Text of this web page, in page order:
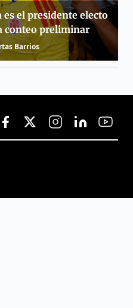
el presidente electo
conteo preliminar
Barrios